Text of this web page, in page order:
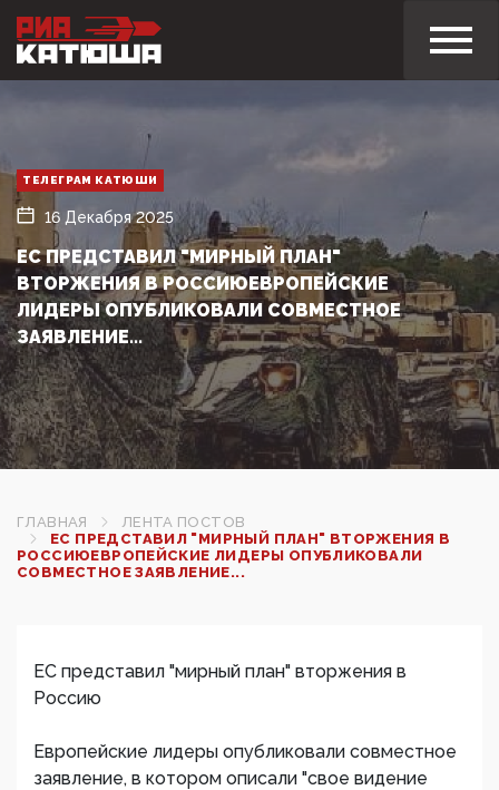
ТЕЛЕГРАМ КАТЮШИ
16 Декабря 2025
ЕС ПРЕДСТАВИЛ "МИРНЫЙ ПЛАН"
ВТОРЖЕНИЯ В РОССИЮЕВРОПЕЙСКИЕ
ЛИДЕРЫ ОПУБЛИКОВАЛИ СОВМЕСТНОЕ
ЗАЯВЛЕНИЕ...
ГЛАВНАЯ
ЛЕНТА ПОСТОВ
ЕС ПРЕДСТАВИЛ "МИРНЫЙ ПЛАН" ВТОРЖЕНИЯ В
РОССИЮЕВРОПЕЙСКИЕ ЛИДЕРЫ ОПУБЛИКОВАЛИ
СОВМЕСТНОЕ ЗАЯВЛЕНИЕ...
ЕС представил "мирный план" вторжения в
Россию
Европейские лидеры опубликовали совместное
заявление, в котором описали "свое видение